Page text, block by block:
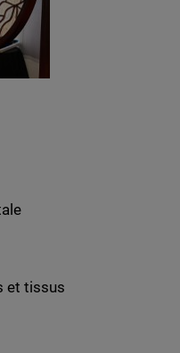
et tissus